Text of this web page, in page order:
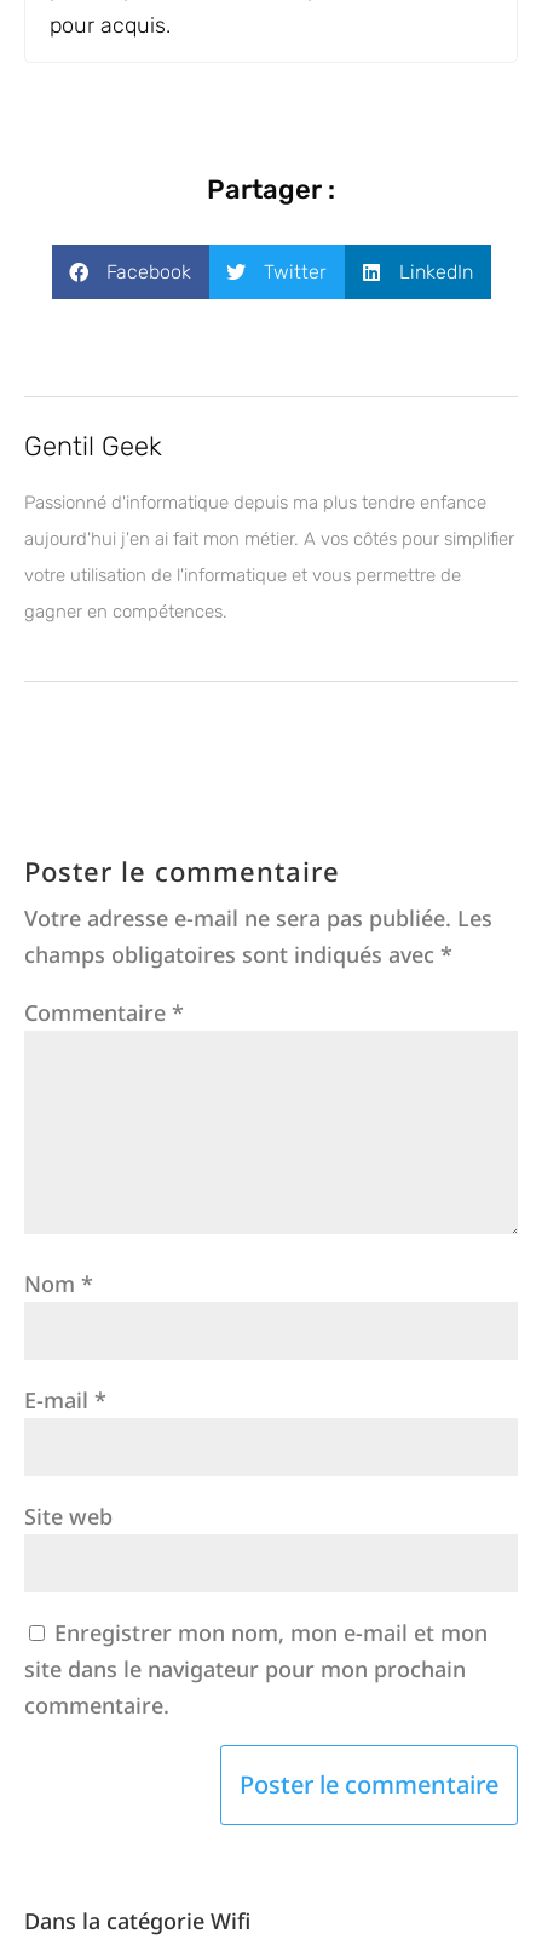
pour acquis.
Partager :
Facebook Twitter LinkedIn
Gentil Geek
Passionné d'informatique depuis ma plus tendre enfance
aujourd'hui j'en ai fait mon métier. A vos côtés pour simplifier
votre utilisation de l'informatique et vous permettre de
gagner en compétences.
Poster le commentaire
Votre adresse e-mail ne sera pas publiée. Les
champs obligatoires sont indiqués avec *
Commentaire *
Nom *
E-mail *
Site web
Enregistrer mon nom, mon e-mail et mon
site dans le navigateur pour mon prochain
commentaire.
Dans la catégorie Wifi